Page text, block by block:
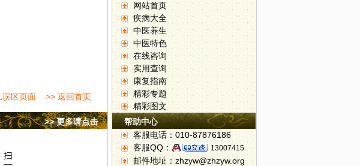
误区页面 >> 返回首页
>> 更多请点击
网站首页
疾病大全
中医养生
中医特色
在线咨询
实用查询
康复指南
精彩专题
精彩图文
帮助中心
客服电话：010-87876186
客服QQ：
13007415
邮件地址：zhzyw@zhzyw.org